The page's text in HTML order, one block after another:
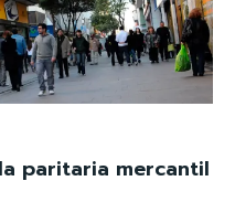
paritaria mercantil